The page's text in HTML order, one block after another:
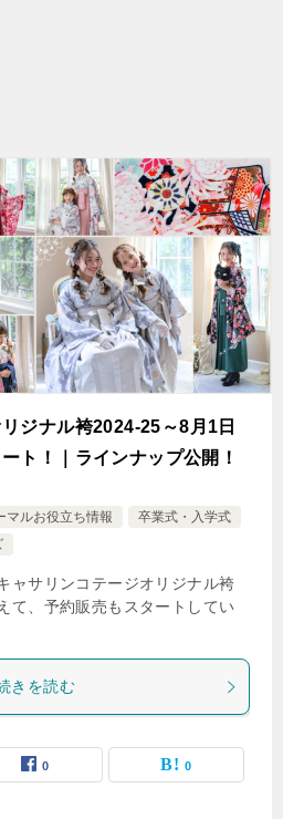
ジナル袴2024-25～8月1日
ト！｜ラインナップ公開！
マルお役立ち情報
卒業式・入学式
ャサリンコテージオリジナル袴
て、予約販売もスタートしてい
きを読む
0 0